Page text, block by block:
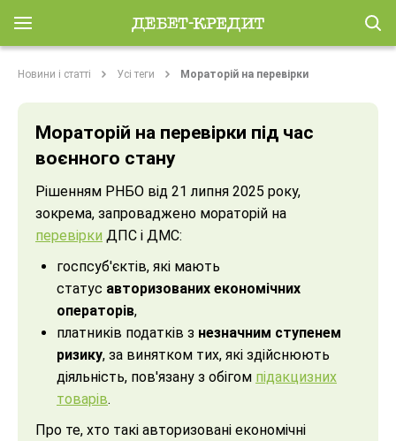
Новини і статті Усі теги Мораторій на перевірки
Мораторій на перевірки під час
воєнного стану
Рішенням РНБО від 21 липня 2025 року,
зокрема, запроваджено мораторій на
перевірки ДПС і ДМС:
госпсуб'єктів, які мають
статус авторизованих економічних
операторів,
платників податків з незначним ступенем
ризику, за винятком тих, які здійснюють
діяльність, пов'язану з обігом підакцизних
товарів.
Про те, хто такі авторизовані економічні